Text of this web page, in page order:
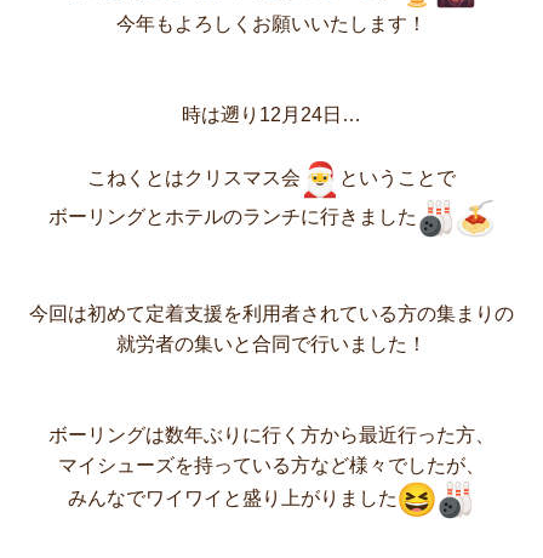
今年もよろしくお願いいたします！
時は遡り12月24日…
こねくとはクリスマス会
ということで
ボーリングとホテルのランチに行きました
今回は初めて定着支援を利用者されている方の集まりの
就労者の集いと合同で行いました！
ボーリングは数年ぶりに行く方から最近行った方、
マイシューズを持っている方など様々でしたが、
みんなでワイワイと盛り上がりました